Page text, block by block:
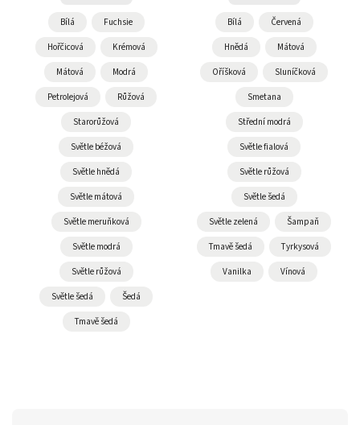
Bílá Fuchsie
Hořčicová Krémová
Mátová Modrá
Petrolejová Růžová
Starorůžová
Světle béžová
Světle hnědá
Světle mátová
Světle meruňková
Světle modrá
Světle růžová
Světle šedá Šedá
Tmavě šedá
Bílá Červená
Hnědá Mátová
Oříšková Sluníčková
Smetana
Střední modrá
Světle fialová
Světle růžová
Světle šedá
Světle zelená Šampaň
Tmavě šedá Tyrkysová
Vanilka Vínová